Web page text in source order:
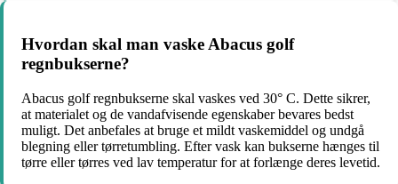
Hvordan skal man vaske Abacus golf
regnbukserne?
Abacus golf regnbukserne skal vaskes ved 30° C. Dette sikrer,
at materialet og de vandafvisende egenskaber bevares bedst
muligt. Det anbefales at bruge et mildt vaskemiddel og undgå
blegning eller tørretumbling. Efter vask kan bukserne hænges til
tørre eller tørres ved lav temperatur for at forlænge deres levetid.